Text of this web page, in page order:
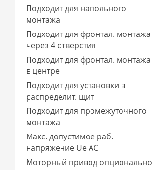
Подходит для напольного
монтажа
Подходит для фронтал. монтажа
через 4 отверстия
Подходит для фронтал. монтажа
в центре
Подходит для установки в
распределит. щит
Подходит для промежуточного
монтажа
Макс. допустимое раб.
напряжение Ue AC
Моторный привод опционально